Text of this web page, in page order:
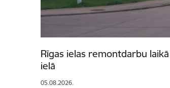
Rīgas ielas remontdarbu
ielā
05.08.2026.